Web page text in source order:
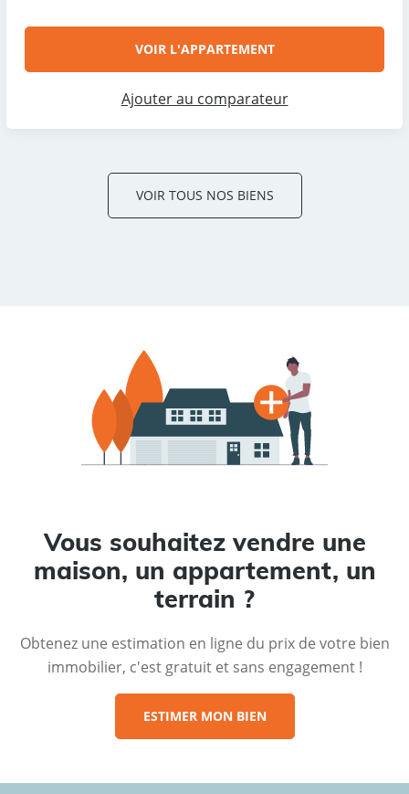
VOIR L'APPARTEMENT
Ajouter au comparateur
VOIR TOUS NOS BIENS
Vous souhaitez vendre une
maison, un appartement, un
terrain ?
Obtenez une estimation en ligne du prix de votre bien
immobilier, c'est gratuit et sans engagement !
ESTIMER MON BIEN